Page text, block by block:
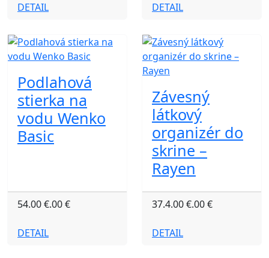
DETAIL DETAIL
Podlahová
stierka na
vodu Wenko
Basic
54.00 €.00 €
DETAIL
Závesný
látkový
organizér do
skrine –
Rayen
37.4.00 €.00 €
DETAIL